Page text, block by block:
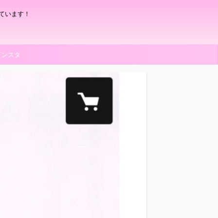
います！
スタ